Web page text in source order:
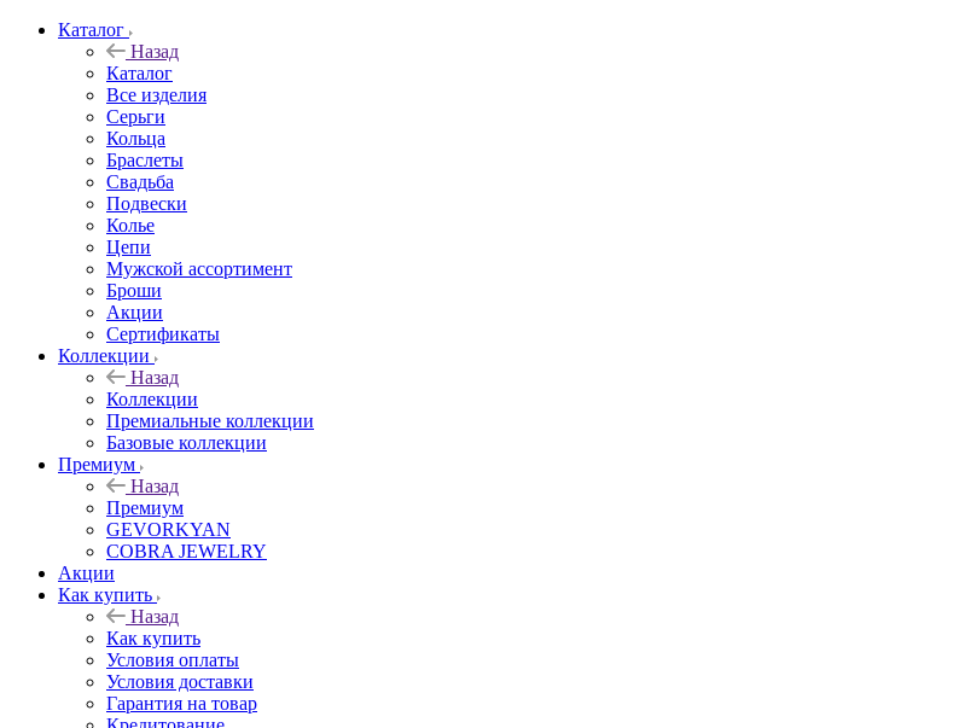
Каталог
Назад
Каталог
Все изделия
Серьги
Кольца
Браслеты
Свадьба
Подвески
Колье
Цепи
Мужской ассортимент
Броши
Акции
Сертификаты
Коллекции
Назад
Коллекции
Премиальные коллекции
Базовые коллекции
Премиум
Назад
Премиум
GEVORKYAN
COBRA JEWELRY
Акции
Как купить
Назад
Как купить
Условия оплаты
Условия доставки
Гарантия на товар